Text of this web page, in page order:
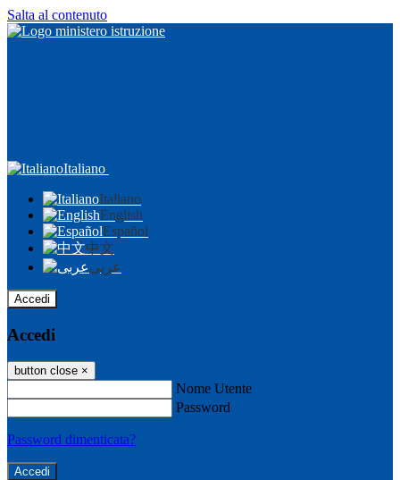
Salta al contenuto
Italiano
Italiano
English
Español
中文
عربى
Accedi
Accedi
button close ×
Nome Utente
Password
Password dimenticata?